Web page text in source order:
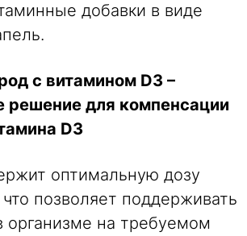
добавки в виде
с витамином D3 –
решение для компенсации
D3
оптимальную дозу
позволяет поддерживать
организме на требуемом